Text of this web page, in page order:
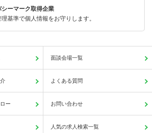
シーマーク取得企業
基準で個人情報をお守りします。
面談会場一覧
よくある質問
ー お問い合わせ
人気の求人検索一覧